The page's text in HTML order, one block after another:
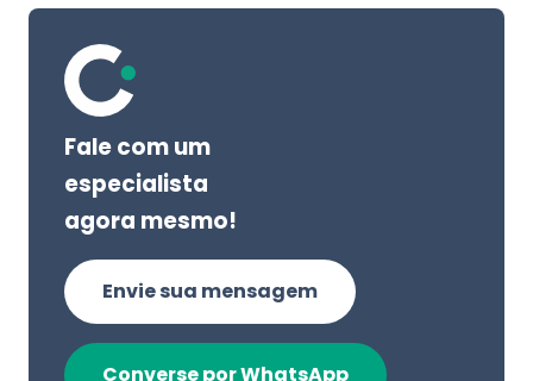
Fale com um
especialista
agora mesmo!
Envie sua mensagem
Converse por WhatsApp